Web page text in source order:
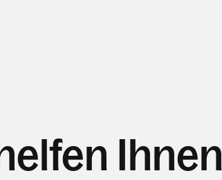
Ihnen